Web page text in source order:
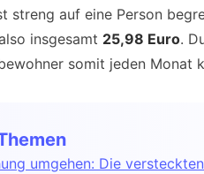
streng auf eine Person
insgesamt 25,98 Euro.
somit jeden Monat
umgehen: Die